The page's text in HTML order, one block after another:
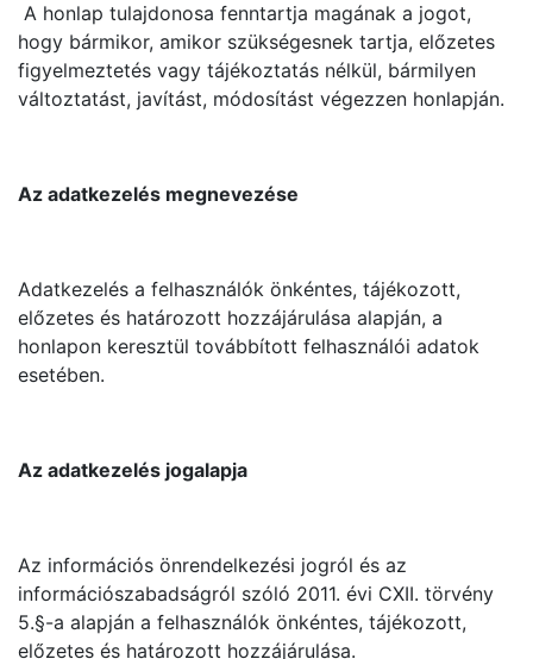
A honlap tulajdonosa fenntartja magának a jogot,
hogy bármikor, amikor szükségesnek tartja, előzetes
figyelmeztetés vagy tájékoztatás nélkül, bármilyen
változtatást, javítást, módosítást végezzen honlapján.
Az adatkezelés megnevezése
Adatkezelés a felhasználók önkéntes, tájékozott,
előzetes és határozott hozzájárulása alapján, a
honlapon keresztül továbbított felhasználói adatok
esetében.
Az adatkezelés jogalapja
Az információs önrendelkezési jogról és az
információszabadságról szóló 2011. évi CXII. törvény
5.§-a alapján a felhasználók önkéntes, tájékozott,
előzetes és határozott hozzájárulása.